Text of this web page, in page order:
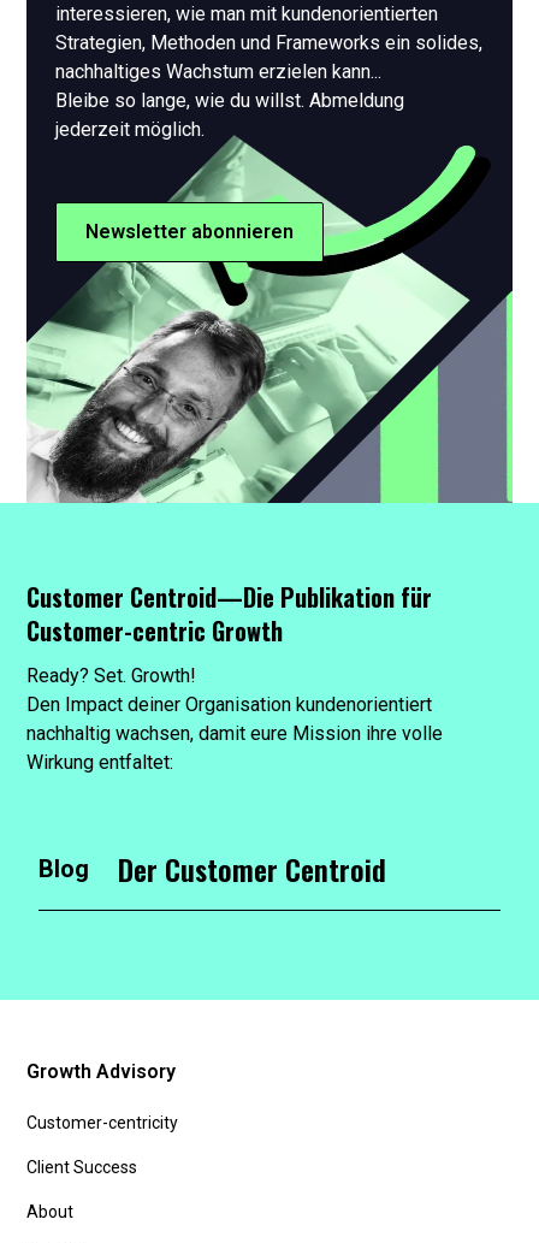
interessieren, wie man mit kundenorientierten
Strategien, Methoden und Frameworks ein solides,
nachhaltiges Wachstum erzielen kann...
Bleibe so lange, wie du willst. Abmeldung
jederzeit möglich.
Newsletter abonnieren
Customer Centroid—Die Publikation für
Customer-centric Growth
Ready? Set. Growth!
Den Impact deiner Organisation kundenorientiert
nachhaltig wachsen, damit eure Mission ihre volle
Wirkung entfaltet:
Blog Der Customer Centroid
Growth Advisory
Customer-centricity
Client Success
About